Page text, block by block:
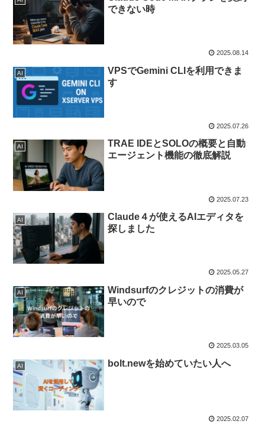
できない時
2025.08.14
AI
VPSでGemini CLIを利用できま
す
2025.07.26
AI
TRAE IDEとSOLOの概要と自動
エージェント機能の徹底解説
2025.07.23
AI
Claude４が使えるAIエディタを
探しました
2025.05.27
AI
Windsurfのクレジットの消費が
早いので
2025.03.05
AI bolt.newを始めていたい人へ
2025.02.07